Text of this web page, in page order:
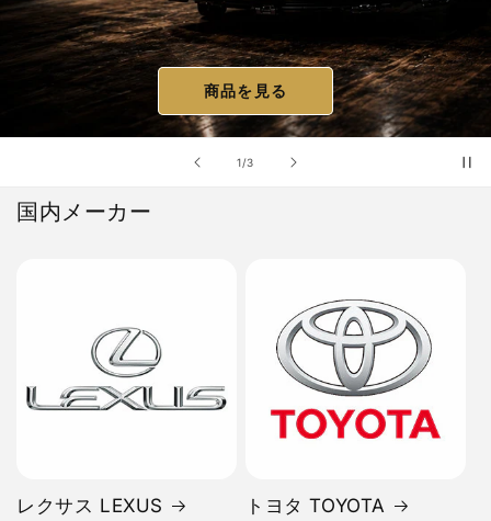
1/の
3
商品を見る
国内メーカー
レクサス LEXUS トヨタ TOYOTA